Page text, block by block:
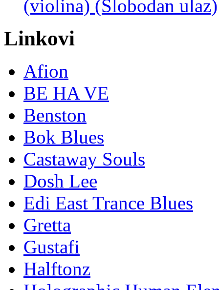
(violina) (Slobodan ulaz)
Linkovi
Afion
BE HA VE
Benston
Bok Blues
Castaway Souls
Dosh Lee
Edi East Trance Blues
Gretta
Gustafi
Halftonz